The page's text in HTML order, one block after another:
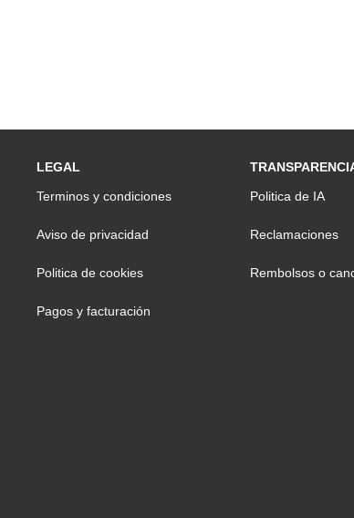
LEGAL
Terminos y condiciones
Aviso de privacidad
Politica de cookies
Pagos y facturación
Politica de IA
Reclamaciones
Rembolsos o